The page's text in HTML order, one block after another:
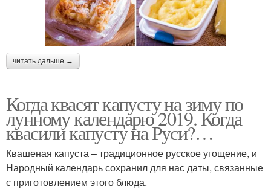
читать дальше →
Когда квасят капусту на зиму по
лунному календарю 2019. Когда
квасили капусту на Руси?…
Квашеная капуста – традиционное русское угощение, и
Народный календарь сохранил для нас даты, связанные
с приготовлением этого блюда.